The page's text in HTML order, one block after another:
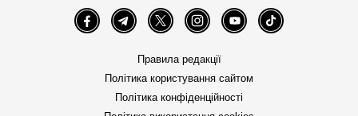
FacebookTelegramTwitter InstagramYouTube TikTok
Правила редакції
Політика користування сайтом
Політика конфіденційності